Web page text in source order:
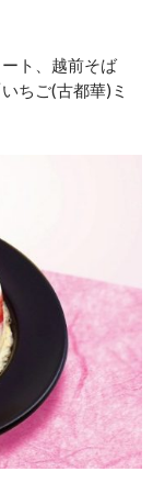
ト、越前そば
ちご(古都華)ミ